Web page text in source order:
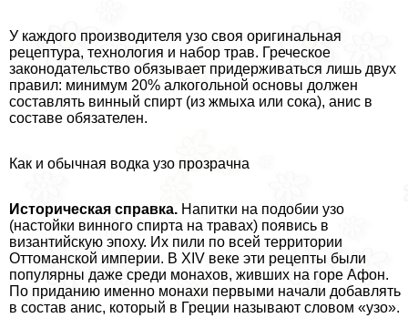
У каждого производителя узо своя оригинальная
рецептура, технология и набор трав. Греческое
законодательство обязывает придерживаться лишь двух
правил: минимум 20% алкогольной основы должен
составлять винный спирт (из жмыха или сока), анис в
составе обязателен.
Как и обычная водка узо прозрачна
Историческая справка. Напитки на подобии узо
(настойки винного спирта на травах) появись в
византийскую эпоху. Их пили по всей территории
Оттоманской империи. В XIV веке эти рецепты были
популярны даже среди монахов, живших на горе Афон.
По приданию именно монахи первыми начали добавлять
в состав анис, который в Греции называют словом «узо».